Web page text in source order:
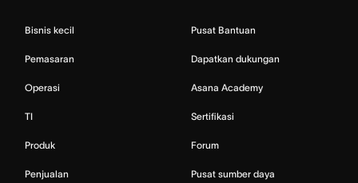
Bisnis kecil
Pemasaran
Operasi
TI
Produk
Penjualan
Pusat Bantuan
Dapatkan dukungan
Asana Academy
Sertifikasi
Forum
Pusat sumber daya